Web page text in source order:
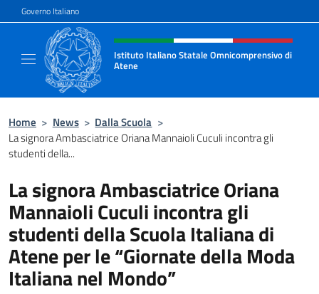
Salta al contenuto
Governo Italiano
Intestazione sito, social e menù
Istituto Italiano Statale Omnicomprensivo di
Atene
Home > News > Dalla Scuola >
La signora Ambasciatrice Oriana Mannaioli Cuculi incontra gli
studenti della...
La signora Ambasciatrice Oriana
Mannaioli Cuculi incontra gli
studenti della Scuola Italiana di
Atene per le “Giornate della Moda
Italiana nel Mondo”